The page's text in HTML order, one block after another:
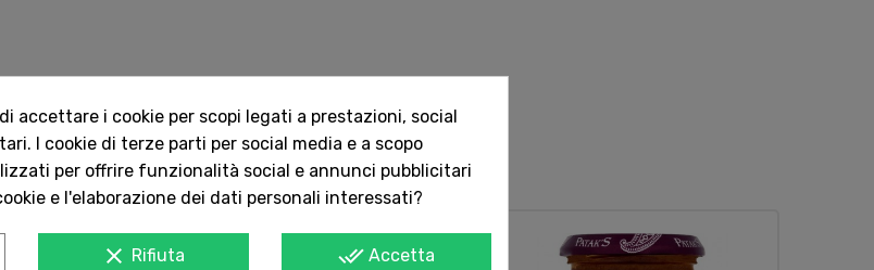
accettare i cookie per scopi legati a prestazioni, social
I cookie di terze parti per social media e a scopo
per offrire funzionalità social e annunci pubblicitari
e l'elaborazione dei dati personali interessati?
clear Rifiuta done_all Accetta